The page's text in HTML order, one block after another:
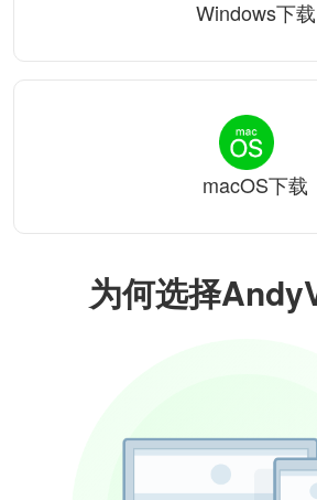
为何选择
Windows下载
macOS下载